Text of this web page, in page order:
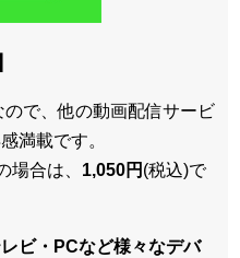
ので、他の動画配信サービ
満載です。
合は、 1,050円 (税込)で
ビ・PCなど様々なデバ